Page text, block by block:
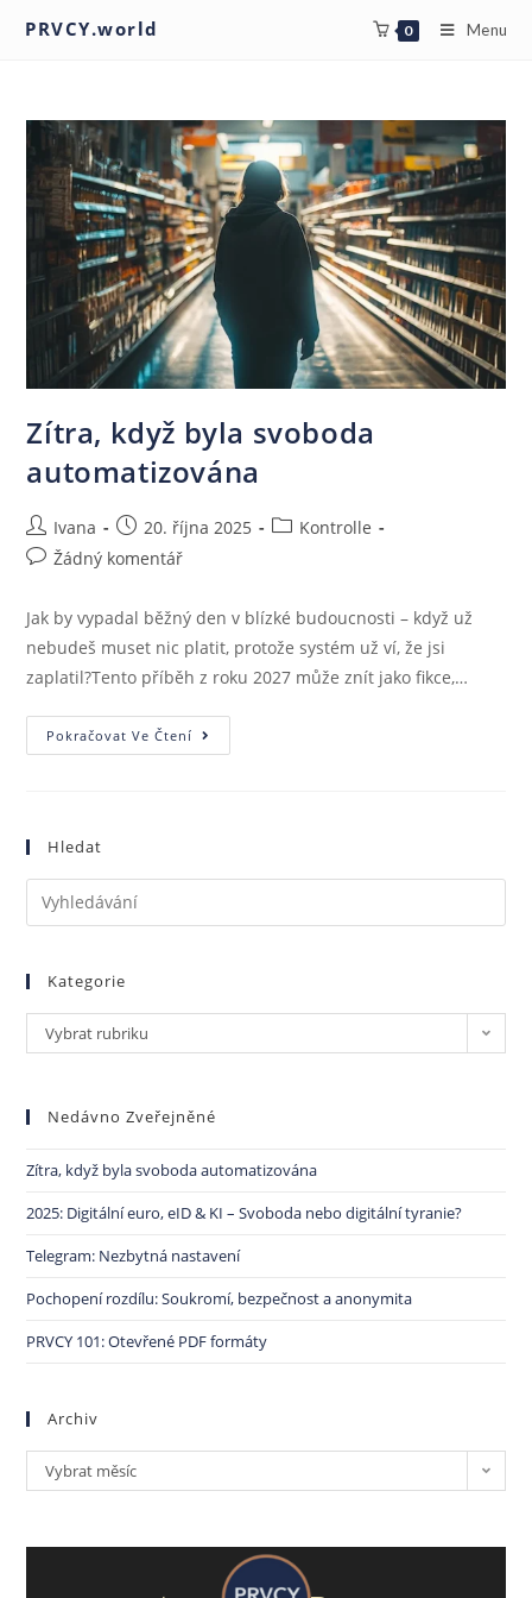
PRVCY.world 0 Menu
Zítra, když byla svoboda
automatizována
Ivana 20. října 2025
Kontrolle
Žádný komentář
Jak by vypadal běžný den v blízké budoucnosti – když už
nebudeš muset nic platit, protože systém už ví, že jsi
zaplatil?Tento příběh z roku 2027 může znít jako fikce,…
Pokračovat Ve Čtení
Hledat
Kategorie
Vybrat rubriku
Nedávno Zveřejněné
Zítra, když byla svoboda automatizována
2025: Digitální euro, eID & KI – Svoboda nebo digitální tyranie?
Telegram: Nezbytná nastavení
Pochopení rozdílu: Soukromí, bezpečnost a anonymita
PRVCY 101: Otevřené PDF formáty
Archiv
Vybrat měsíc